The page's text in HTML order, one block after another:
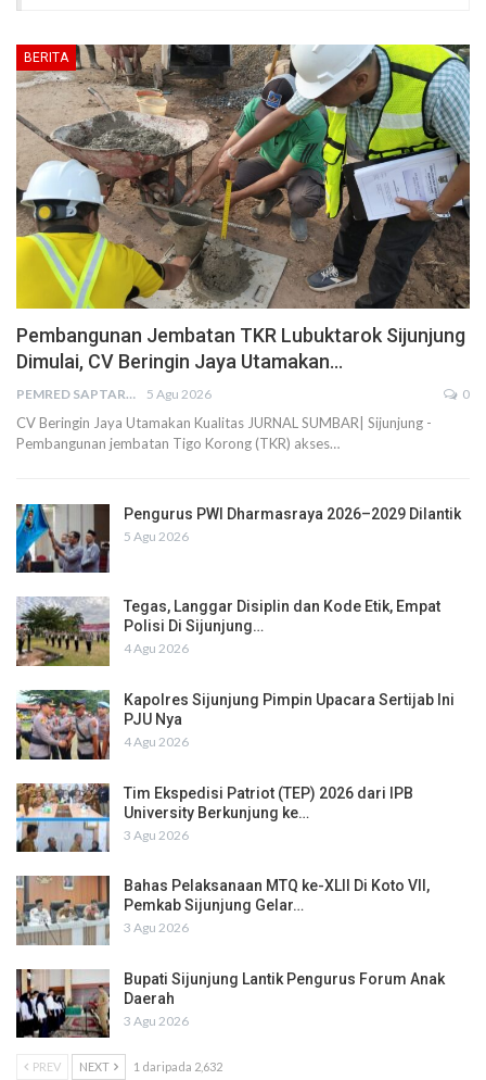
BERITA
Pembangunan Jembatan TKR Lubuktarok Sijunjung
Dimulai, CV Beringin Jaya Utamakan…
PEMRED SAPTARIUS 5 Agu 2026 0
CV Beringin Jaya Utamakan Kualitas JURNAL SUMBAR| Sijunjung -
Pembangunan jembatan Tigo Korong (TKR) akses…
Pengurus PWI Dharmasraya 2026–2029 Dilantik
5 Agu 2026
Tegas, Langgar Disiplin dan Kode Etik, Empat
Polisi Di Sijunjung…
4 Agu 2026
Kapolres Sijunjung Pimpin Upacara Sertijab Ini
PJU Nya
4 Agu 2026
Tim Ekspedisi Patriot (TEP) 2026 dari IPB
University Berkunjung ke…
3 Agu 2026
Bahas Pelaksanaan MTQ ke-XLII Di Koto VII,
Pemkab Sijunjung Gelar…
3 Agu 2026
Bupati Sijunjung Lantik Pengurus Forum Anak
Daerah
3 Agu 2026
PREV NEXT 1 daripada 2,632